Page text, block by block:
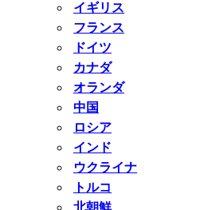
イギリス
フランス
ドイツ
カナダ
オランダ
中国
ロシア
インド
ウクライナ
トルコ
北朝鮮